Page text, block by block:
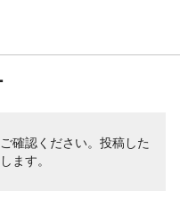
確認ください。投稿した
ます。